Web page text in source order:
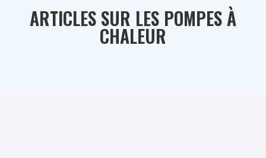
ARTICLES SUR LES POMPES À
CHALEUR